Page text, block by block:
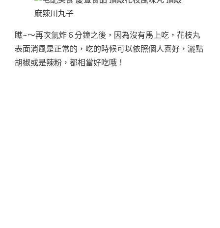
瞧~～再次氣炸６分鐘之後，因為沒有馬上吃，花枝丸
表面消風是正常的，吃的時候可以依照個人喜好，灑點
胡椒或是辣粉，都相當好吃哦！